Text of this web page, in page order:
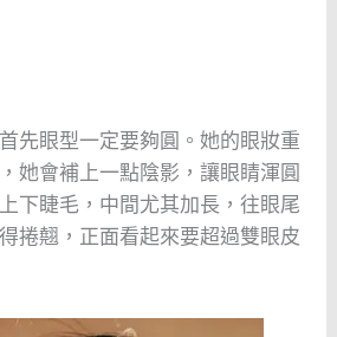
先眼型一定要夠圓。她的眼妝重
她會補上一點陰影，讓眼睛渾圓
下睫毛，中間尤其加長，往眼尾
捲翹，正面看起來要超過雙眼皮